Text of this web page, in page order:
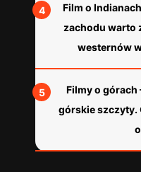
Film o
zachodu warto
westernów
Filmy o górach
górskie szczyty.